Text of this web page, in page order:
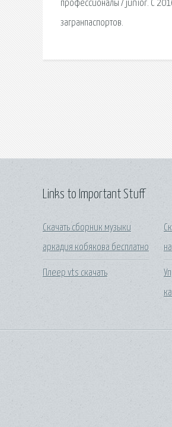
профессионалы / junior. С
загранпаспортов.
Links to Important Stuff
Скачать сборник музыки
аркадия кобякова бесплатно
Плеер vts скачать